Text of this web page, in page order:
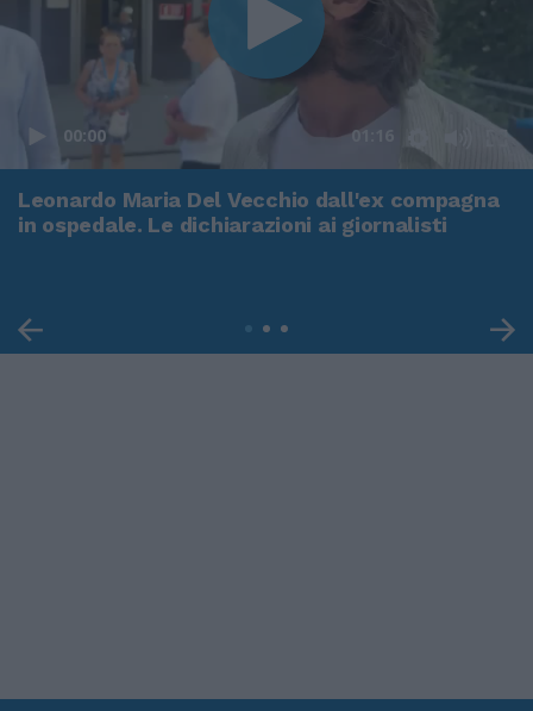
00:00 01:16
Leonardo Maria Del Vecchio dall'ex compagna
in ospedale. Le dichiarazioni ai giornalisti